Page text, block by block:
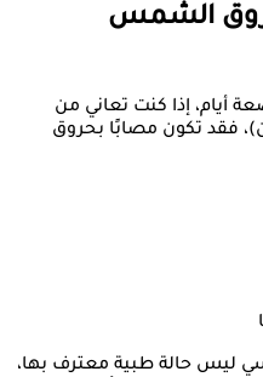
الشمس
أيام، إذا كنت تعاني من
فقد تكون مصابًا بحروق
ليس حالة طبية معترف بها،